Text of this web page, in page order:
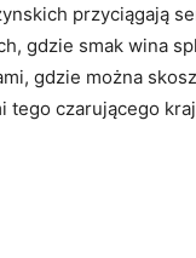
przyciągają
gdzie smak‍ wina
gdzie można
czarującego